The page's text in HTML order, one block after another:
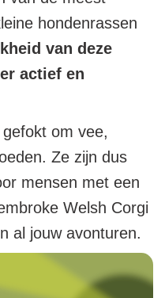
hondenrassen
van deze
actief en
om vee,
Ze zijn dus
mensen met een
Welsh Corgi
al jouw avonturen.